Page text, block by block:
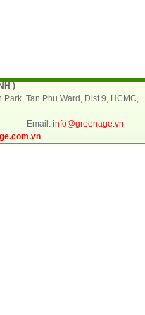
)
Tan Phu Ward, Dist.9, HCMC,
Email: info@greenage.vn